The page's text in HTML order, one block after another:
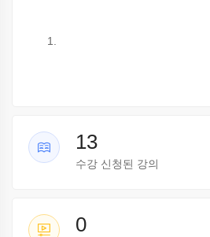
13
수강 신청된 강의
0